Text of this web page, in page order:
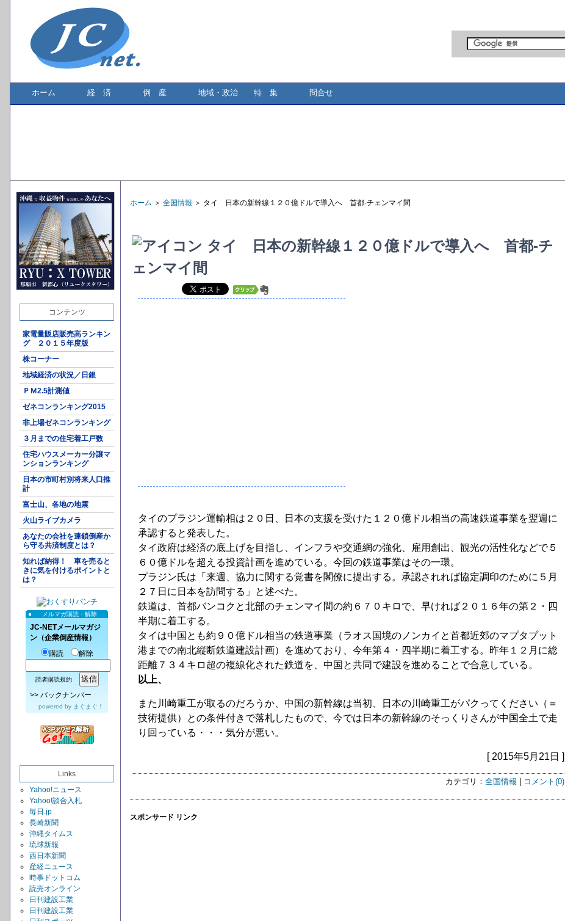
ホーム 経 済 倒 産 地域・政治 特 集 問合せ
コンテンツ
家電量販店販売高ランキン
グ ２０１５年度版
株コーナー
地域経済の状況／日銀
ＰＭ2.5計測値
ゼネコンランキング2015
非上場ゼネコンランキング
３月までの住宅着工戸数
住宅ハウスメーカー分譲マ
ンションランキング
日本の市町村別将来人口推
計
富士山、各地の地震
火山ライブカメラ
あなたの会社を連鎖倒産か
ら守る共済制度とは？
知れば納得！ 車を売ると
きに気を付けるポイントと
は？
メルマガ購読・解除
JC-NETメールマガジ
ン（企業倒産情報）
購読
解除
読者購読規約
>> バックナンバー
powered by まぐまぐ！
Links
Yahoo!ニュース
Yahoo!談合入札
毎日.jp
長崎新聞
沖縄タイムス
琉球新報
西日本新聞
産経ニュース
時事ドットコム
読売オンライン
日刊建設工業
日刊建設工業
ホーム ＞ 全国情報 ＞ タイ 日本の新幹線１２０億ドルで導入へ 首都-チェンマイ間
タイ 日本の新幹線１２０億ドルで導入へ 首都-チ
ェンマイ間
タイのプラジン運輸相は２０日、日本の支援を受けた１２０億ドル相当の高速鉄道事業を翌週に
承認すると発表した。
タイ政府は経済の底上げを目指し、インフラや交通網の強化、雇用創出、観光の活性化などで５
６０億ドルを超える投資計画を進めている。今回の鉄道事業はその一環。
プラジン氏は「来週、協力に関する覚書を閣僚に提出する。承認されれば協定調印のために５月
２７日に日本を訪問する」と述べた。
鉄道は、首都バンコクと北部のチェンマイ間の約６７０キロで、早ければ２０１６年の第２・四
半期に着工する。
タイは中国とも約９０億ドル相当の鉄道事業（ラオス国境のノンカイと首都近郊のマプタプット
港までの南北縦断鉄道建設計画）を進めており、今年第４・四半期に着工する。昨年１２月に総
距離７３４キロ超の複線化された鉄道を、中国と共同で建設を進めることで合意している。
以上、
また川崎重工が取るのだろうか、中国の新幹線は当初、日本の川崎重工がパクってください（＝
技術提供）との条件付きで落札したもので、今では日本の新幹線のそっくりさんが中国全土で走
り回っている・・・気分が悪い。
[ 2015年5月21日 ]
カテゴリ： 全国情報 コメント(0)
スポンサード リンク